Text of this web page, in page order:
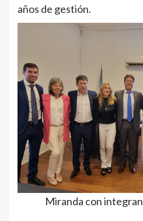
años de gestión.
Miranda con